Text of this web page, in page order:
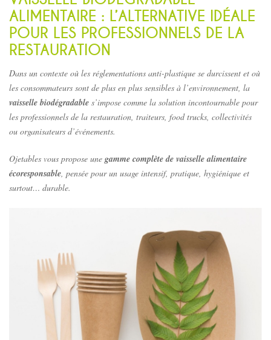
ALIMENTAIRE : L’ALTERNATIVE IDÉALE
POUR LES PROFESSIONNELS DE LA
RESTAURATION
Dans un contexte où les réglementations anti-plastique se durcissent et où
les consommateurs sont de plus en plus sensibles à l’environnement, la
vaisselle biodégradable s’impose comme la solution incontournable pour
les professionnels de la restauration, traiteurs, food trucks, collectivités
ou organisateurs d’événements.
Ojetables vous propose une gamme complète de vaisselle alimentaire
écoresponsable, pensée pour un usage intensif, pratique, hygiénique et
surtout… durable.